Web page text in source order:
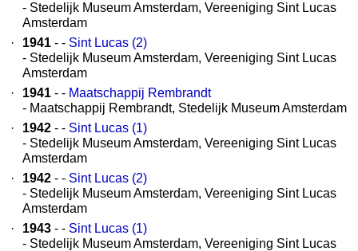
- Stedelijk Museum Amsterdam, Vereeniging Sint Lucas
Amsterdam
·
1941 - - Sint Lucas (2)
- Stedelijk Museum Amsterdam, Vereeniging Sint Lucas
Amsterdam
·
1941 - - Maatschappij Rembrandt
- Maatschappij Rembrandt, Stedelijk Museum Amsterdam
·
1942 - - Sint Lucas (1)
- Stedelijk Museum Amsterdam, Vereeniging Sint Lucas
Amsterdam
·
1942 - - Sint Lucas (2)
- Stedelijk Museum Amsterdam, Vereeniging Sint Lucas
Amsterdam
·
1943 - - Sint Lucas (1)
- Stedelijk Museum Amsterdam, Vereeniging Sint Lucas